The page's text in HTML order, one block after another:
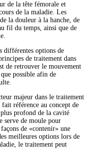
de la tête fémorale et
de la maladie. Les
la douleur à la hanche, de
fil du temps, ainsi que de
différentes options de
de traitement dans
de retrouver le mouvement
possible afin de
majeur dans le traitement
référence au concept de
profond de la cavité
serve de moule pour
de «contenir» une
meilleures options lors de
le traitement peut